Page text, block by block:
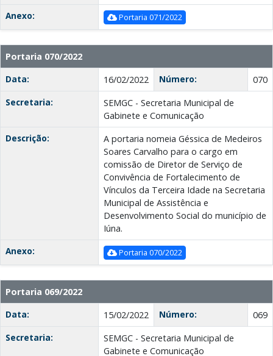
Anexo:
Portaria 071/2022
Portaria 070/2022
Data:
16/02/2022 Número:
070
Secretaria:
SEMGC - Secretaria Municipal de
Gabinete e Comunicação
Descrição:
A portaria nomeia Géssica de Medeiros
Soares Carvalho para o cargo em
comissão de Diretor de Serviço de
Convivência de Fortalecimento de
Vínculos da Terceira Idade na Secretaria
Municipal de Assistência e
Desenvolvimento Social do município de
Iúna.
Anexo:
Portaria 070/2022
Portaria 069/2022
Data:
15/02/2022 Número:
069
Secretaria:
SEMGC - Secretaria Municipal de
Gabinete e Comunicação